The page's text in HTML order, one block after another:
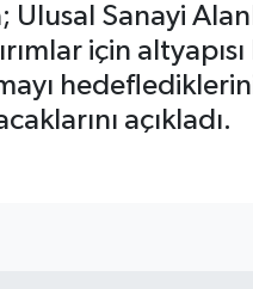
Sanayi
için
açıkladı.